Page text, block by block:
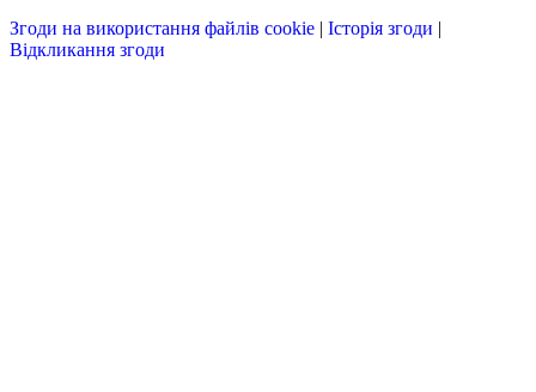
Згоди на використання файлів cookie | Історія згоди |
Відкликання згоди